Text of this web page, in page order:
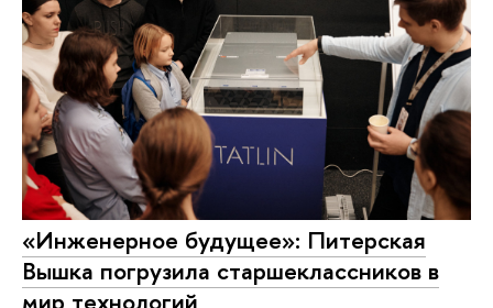
«Инженерное будущее»: Питерская
Вышка погрузила старшеклассников в